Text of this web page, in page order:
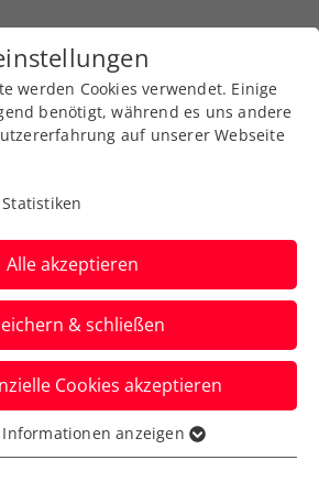
powered by
8 mach 3 –
Melzer, Miedler
Dennis Novak, Neil
Kopp, Filip Misolic
Challenger in Tulln out.
werden Cookies verwendet. Einige
benötigt, während es uns andere
auf unserer Webseite
Statistiken
Alle akzeptieren
& schließen
Cookies akzeptieren
werden für grundlegende
Informationen anzeigen